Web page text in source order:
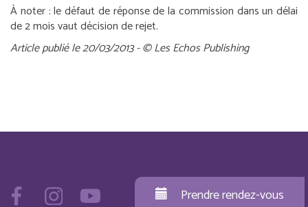
À noter :le défaut de réponse de la commission dans un délai
de 2 mois vaut décision de rejet.
Article publié le 20/03/2013 - © Les Echos Publishing
Prendre rendez-vous